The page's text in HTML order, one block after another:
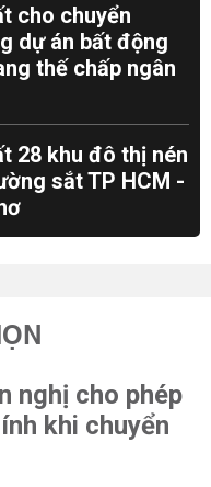
cho chuyển
dự án bất động
thế chấp ngân
28 khu đô thị nén
sắt TP HCM -
nghị cho phép
khi chuyển